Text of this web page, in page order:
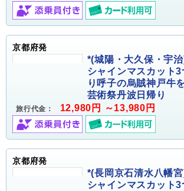
京都府発
*(城陽・大久保・宇
シャインマスカット
り呼子の烏賊神戸牛
芸術祭丹波日帰り
旅行代金： 12,980円 ～13,980円
京都府発
*(長岡京石清水八幡
シャインマスカット